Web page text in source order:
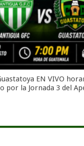
EN VIVO
por la Jornada 3 del